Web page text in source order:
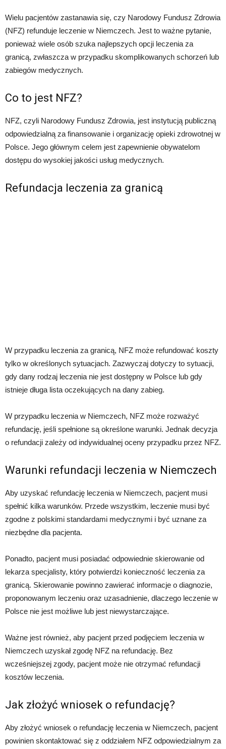
Wielu pacjentów zastanawia się, czy Narodowy Fundusz Zdrowia
(NFZ) refunduje leczenie w Niemczech. Jest to ważne pytanie,
ponieważ wiele osób szuka najlepszych opcji leczenia za
granicą, zwłaszcza w przypadku skomplikowanych schorzeń lub
zabiegów medycznych.
Co to jest NFZ?
NFZ, czyli Narodowy Fundusz Zdrowia, jest instytucją publiczną
odpowiedzialną za finansowanie i organizację opieki zdrowotnej w
Polsce. Jego głównym celem jest zapewnienie obywatelom
dostępu do wysokiej jakości usług medycznych.
Refundacja leczenia za granicą
W przypadku leczenia za granicą, NFZ może refundować koszty
tylko w określonych sytuacjach. Zazwyczaj dotyczy to sytuacji,
gdy dany rodzaj leczenia nie jest dostępny w Polsce lub gdy
istnieje długa lista oczekujących na dany zabieg.
W przypadku leczenia w Niemczech, NFZ może rozważyć
refundację, jeśli spełnione są określone warunki. Jednak decyzja
o refundacji zależy od indywidualnej oceny przypadku przez NFZ.
Warunki refundacji leczenia w Niemczech
Aby uzyskać refundację leczenia w Niemczech, pacjent musi
spełnić kilka warunków. Przede wszystkim, leczenie musi być
zgodne z polskimi standardami medycznymi i być uznane za
niezbędne dla pacjenta.
Ponadto, pacjent musi posiadać odpowiednie skierowanie od
lekarza specjalisty, który potwierdzi konieczność leczenia za
granicą. Skierowanie powinno zawierać informacje o diagnozie,
proponowanym leczeniu oraz uzasadnienie, dlaczego leczenie w
Polsce nie jest możliwe lub jest niewystarczające.
Ważne jest również, aby pacjent przed podjęciem leczenia w
Niemczech uzyskał zgodę NFZ na refundację. Bez
wcześniejszej zgody, pacjent może nie otrzymać refundacji
kosztów leczenia.
Jak złożyć wniosek o refundację?
Aby złożyć wniosek o refundację leczenia w Niemczech, pacjent
powinien skontaktować się z oddziałem NFZ odpowiedzialnym za